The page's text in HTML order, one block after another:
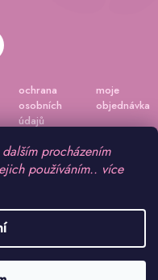
procházením
používáním.. více
ochrana
osobních
údajů
moje
objednávka